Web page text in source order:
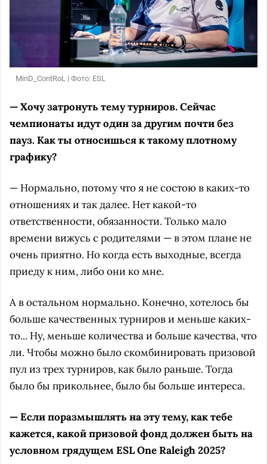
MinD_ContRoL | Фото: ESL
— Хочу затронуть тему турниров. Сейчас
чемпионаты идут один за другим почти без
пауз. Как ты относишься к такому плотному
графику?
— Нормально, потому что я не состою в каких-то
отношениях и так далее. Нет какой-то
ответственности, обязанности. Только мало
времени вижусь с родителями — в этом плане не
очень приятно. Но когда есть выходные, всегда
приеду к ним, либо они ко мне.
А в остальном нормально. Конечно, хотелось бы
больше качественных турниров и меньше каких-
то... Ну, меньше количества и больше качества, что
ли. Чтобы можно было скомбинировать призовой
пул из трех турниров, как было раньше. Тогда
было бы прикольнее, было бы больше интереса.
— Если поразмышлять на эту тему, как тебе
кажется, какой призовой фонд должен быть на
условном грядущем ESL One Raleigh 2025?